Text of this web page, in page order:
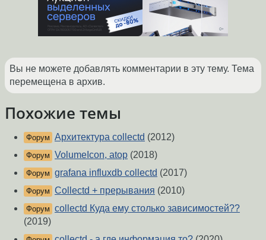
Вы не можете добавлять комментарии в эту тему. Тема
перемещена в архив.
Похожие темы
Форум Архитектура collectd (2012)
Форум VolumeIcon, atop (2018)
Форум grafana influxdb collectd (2017)
Форум Collectd + прерывания (2010)
Форум collectd Куда ему столько зависимостей??
(2019)